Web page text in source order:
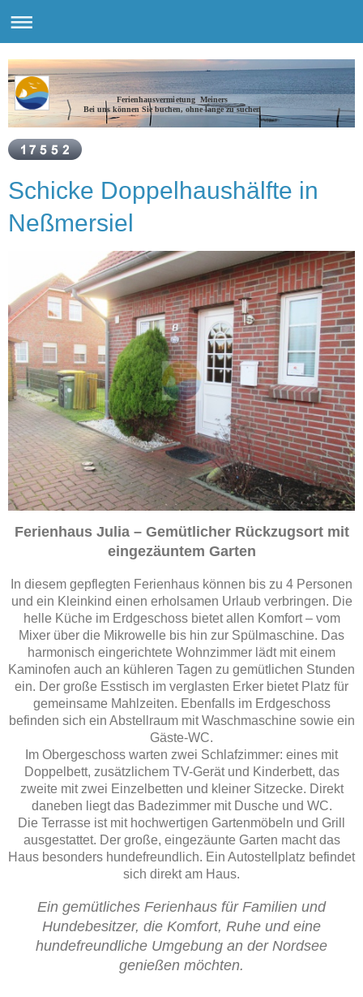
Ferienhausvermietung Meiners
Bei uns können Sie buchen, ohne lange zu suchen
Schicke Doppelhaushälfte in
Neßmersiel
Ferienhaus Julia – Gemütlicher Rückzugsort mit
eingezäuntem Garten
In diesem gepflegten Ferienhaus können bis zu 4 Personen
und ein Kleinkind einen erholsamen Urlaub verbringen. Die
helle Küche im Erdgeschoss bietet allen Komfort – vom
Mixer über die Mikrowelle bis hin zur Spülmaschine. Das
harmonisch eingerichtete Wohnzimmer lädt mit einem
Kaminofen auch an kühleren Tagen zu gemütlichen Stunden
ein. Der große Esstisch im verglasten Erker bietet Platz für
gemeinsame Mahlzeiten. Ebenfalls im Erdgeschoss
befinden sich ein Abstellraum mit Waschmaschine sowie ein
Gäste-WC.
Im Obergeschoss warten zwei Schlafzimmer: eines mit
Doppelbett, zusätzlichem TV-Gerät und Kinderbett, das
zweite mit zwei Einzelbetten und kleiner Sitzecke. Direkt
daneben liegt das Badezimmer mit Dusche und WC.
Die Terrasse ist mit hochwertigen Gartenmöbeln und Grill
ausgestattet. Der große, eingezäunte Garten macht das
Haus besonders hundefreundlich. Ein Autostellplatz befindet
sich direkt am Haus.
Ein gemütliches Ferienhaus für Familien und
Hundebesitzer, die Komfort, Ruhe und eine
hundefreundliche Umgebung an der Nordsee
genießen möchten.